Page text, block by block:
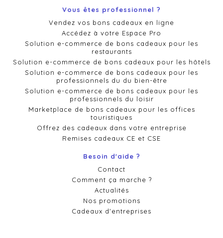
Vous êtes professionnel ?
Vendez vos bons cadeaux en ligne
Accédez à votre Espace Pro
Solution e-commerce de bons cadeaux pour les
restaurants
Solution e-commerce de bons cadeaux pour les hôtels
Solution e-commerce de bons cadeaux pour les
professionnels du du bien-être
Solution e-commerce de bons cadeaux pour les
professionnels du loisir
Marketplace de bons cadeaux pour les offices
touristiques
Offrez des cadeaux dans votre entreprise
Remises cadeaux CE et CSE
Besoin d'aide ?
Contact
Comment ça marche ?
Actualités
Nos promotions
Cadeaux d'entreprises